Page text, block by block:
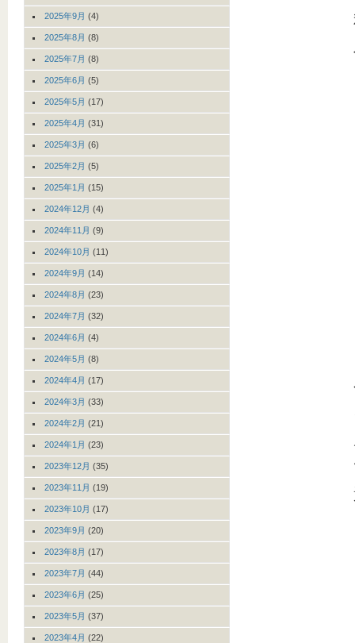
2025年9月 (4)
2025年8月 (8)
2025年7月 (8)
2025年6月 (5)
2025年5月 (17)
2025年4月 (31)
2025年3月 (6)
2025年2月 (5)
2025年1月 (15)
2024年12月 (4)
2024年11月 (9)
2024年10月 (11)
2024年9月 (14)
2024年8月 (23)
2024年7月 (32)
2024年6月 (4)
2024年5月 (8)
2024年4月 (17)
2024年3月 (33)
2024年2月 (21)
2024年1月 (23)
2023年12月 (35)
2023年11月 (19)
2023年10月 (17)
2023年9月 (20)
2023年8月 (17)
2023年7月 (44)
2023年6月 (25)
2023年5月 (37)
2023年4月 (22)